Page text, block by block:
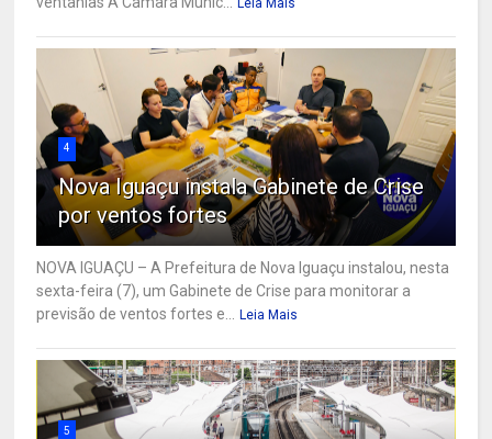
Leia Mais
4
Nova Iguaçu instala Gabinete de Crise
por ventos fortes
NOVA IGUAÇU – A Prefeitura de Nova Iguaçu instalou, nesta
sexta-feira (7), um Gabinete de Crise para monitorar a
previsão de ventos fortes e...
Leia Mais
5